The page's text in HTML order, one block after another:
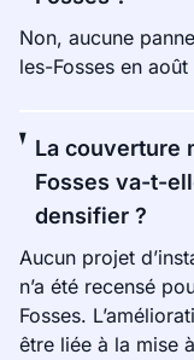
Non, aucune
les-Fosses en
La couverture
Fosses va-t-
densifier ?
Aucun projet
n’a été recensé
Fosses.
être liée à la mise